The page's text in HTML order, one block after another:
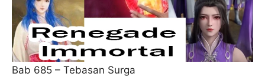
Bab 685 – Tebasan Surga